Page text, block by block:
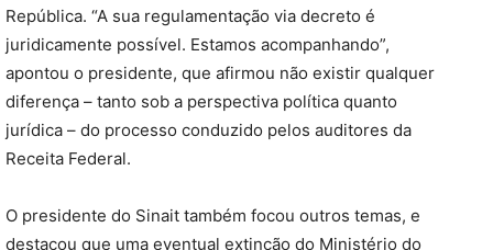
República. “A sua regulamentação via decreto é
juridicamente possível. Estamos acompanhando”,
apontou o presidente, que afirmou não existir qualquer
diferença – tanto sob a perspectiva política quanto
jurídica – do processo conduzido pelos auditores da
Receita Federal.
O presidente do Sinait também focou outros temas, e
destacou que uma eventual extinção do Ministério do